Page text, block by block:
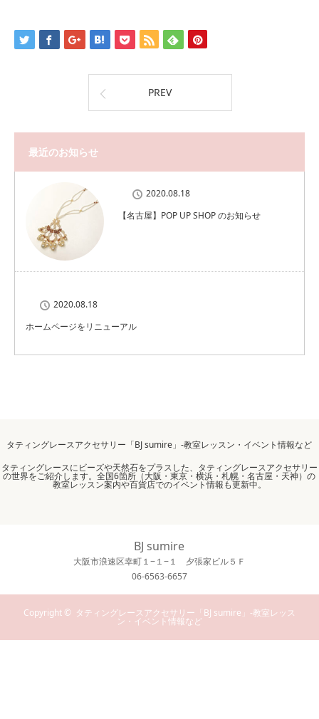
PREV
最近のお知らせ
2020.08.18
【名古屋】POP UP SHOP のお知らせ
2020.08.18
ホームページをリニューアル
タティングレースアクセサリー「BJ sumire」-教室レッスン・イベント情報など
タティングレースにビーズや天然石をプラスした、タティングレースアクセサリー
の世界をご紹介します。全国6箇所（大阪・東京・横浜・札幌・名古屋・天神）の
教室レッスン案内や百貨店でのイベント情報も更新中。
BJ sumire
大阪市浪速区幸町１−１−１ 夕張家ビル５Ｆ
06-6563-6657
Copyright © タティングレースアクセサリー「BJ sumire」-教室レッス
ン・イベント情報など